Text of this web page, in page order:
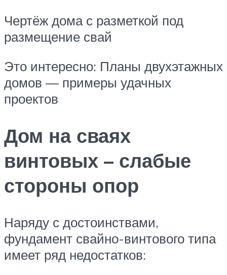
Чертёж дома с разметкой под
размещение свай
Это интересно: Планы двухэтажных
домов — примеры удачных
проектов
Дом на сваях
винтовых – слабые
стороны опор
Наряду с достоинствами,
фундамент свайно-винтового типа
имеет ряд недостатков: